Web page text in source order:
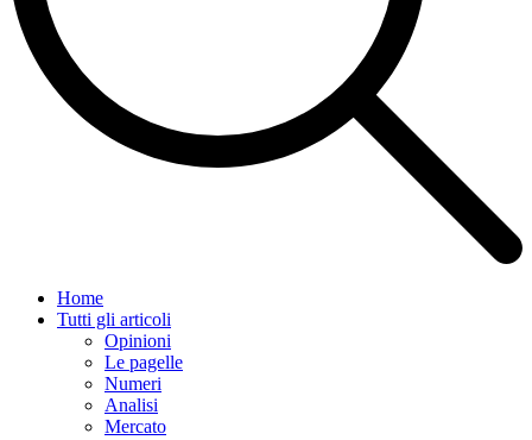
Home
Tutti gli articoli
Opinioni
Le pagelle
Numeri
Analisi
Mercato